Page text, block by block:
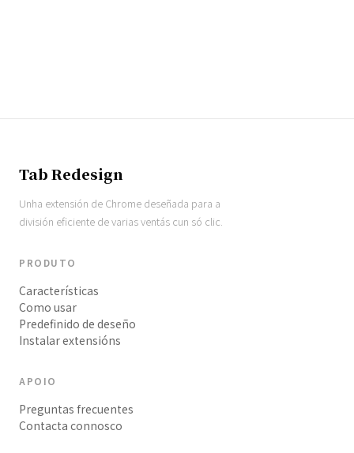
Tab Redesign
Unha extensión de Chrome deseñada para a
división eficiente de varias ventás cun só clic.
PRODUTO
Características
Como usar
Predefinido de deseño
Instalar extensións
APOIO
Preguntas frecuentes
Contacta connosco